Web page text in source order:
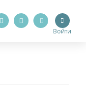
Войти